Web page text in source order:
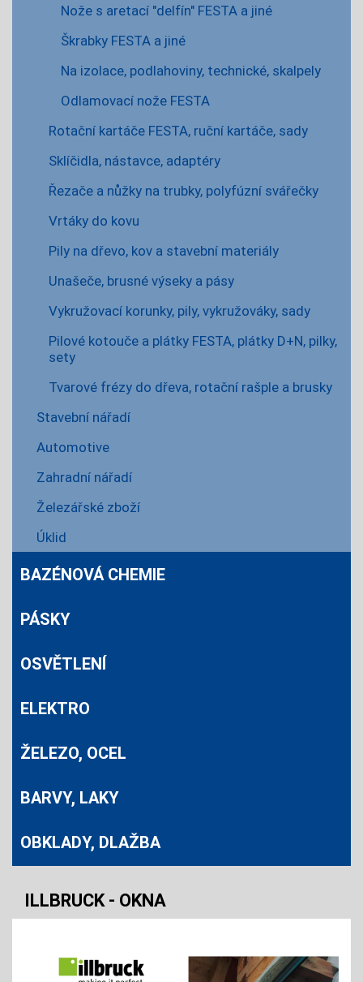
Nože s aretací "delfín" FESTA a jiné
Škrabky FESTA a jiné
Na izolace, podlahoviny, technické, skalpely
Odlamovací nože FESTA
Rotační kartáče FESTA, ruční kartáče, sady
Sklíčidla, nástavce, adaptéry
Řezače a nůžky na trubky, polyfúzní svářečky
Vrtáky do kovu
Pily na dřevo, kov a stavební materiály
Unašeče, brusné výseky a pásy
Vykružovací korunky, pily, vykružováky, sady
Pilové kotouče a plátky FESTA, plátky D+N, pilky,
sety
Tvarové frézy do dřeva, rotační rašple a brusky
Stavební nářadí
Automotive
Zahradní nářadí
Železářské zboží
Úklid
BAZÉNOVÁ CHEMIE
PÁSKY
OSVĚTLENÍ
ELEKTRO
ŽELEZO, OCEL
BARVY, LAKY
OBKLADY, DLAŽBA
ILLBRUCK - OKNA